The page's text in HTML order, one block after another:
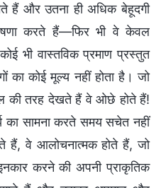
हैं और उतना ही अधिक बेहूदगी
करते हैं—फिर भी वे केवल
भी वास्तविक प्रमाण प्रस्तुत
का कोई मूल्य नहीं होता है। जो
की तरह देखते हैं वे ओछे होते हैं!
का सामना करते समय सचेत नहीं
हैं, वे आलोचनात्मक होते हैं, जो
करने की अपनी प्राकृतिक